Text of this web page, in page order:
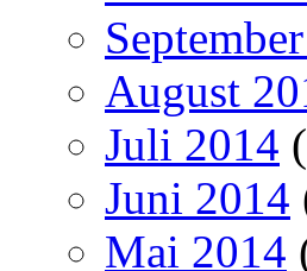
August
Juli 2014
Juni 2014
Mai 2014